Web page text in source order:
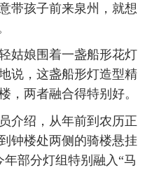
带孩子前来泉州，就想
姑娘围着一盏船形花灯
说，这盏船形灯造型精
，两者融合得特别好。
介绍，从年前到农历正
钟楼处两侧的骑楼悬挂
部分灯组特别融入“马